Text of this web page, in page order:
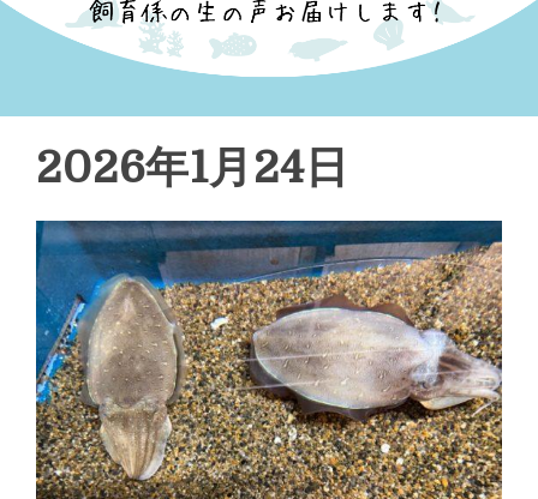
2026年1月24日